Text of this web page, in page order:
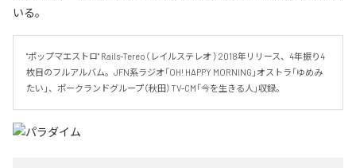
いる。
"ポップマエストロ" Rails-Tereo（レイルステレオ ）2018年リリース、4年振り4
枚目のフルアルバム。JFN系ラジオ「OH! HAPPY MORNING」オストラ「ゆめみ
たい」、ポークランドグループ（秋田）TV-CM「今を生きる人」収録。